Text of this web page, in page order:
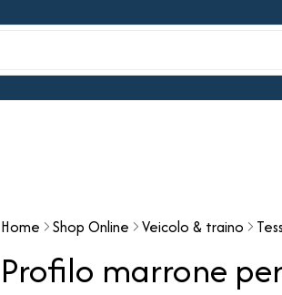
Home Shop Online Veicolo & traino
Profilo marrone